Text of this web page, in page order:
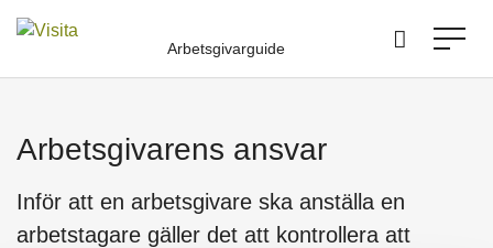
Arbetsgivarguide
Arbetsgivarens ansvar
Inför att en arbetsgivare ska anställa en
arbetstagare gäller det att kontrollera att